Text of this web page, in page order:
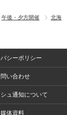
午後・夕方開催
北海
シーポリシー
い合わせ
ュ通知について
媒体資料